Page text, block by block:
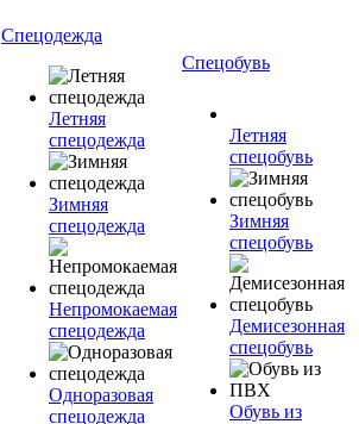
Спецодежда
Летняя
спецодежда
Зимняя
спецодежда
Непромокаемая
спецодежда
Одноразовая
спецодежда
Спецобувь
Летняя
спецобувь
Зимняя
спецобувь
Демисезонная
спецобувь
Обувь из